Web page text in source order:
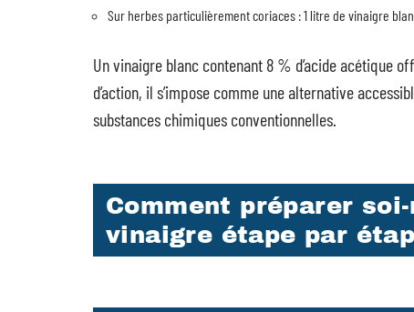
Sur herbes particulièrement coriaces : 1 litre de vinaigre
Un vinaigre blanc contenant 8 % d’acide acétique
d’action, il s’impose comme une alternative
substances chimiques conventionnelles.
Comment préparer
vinaigre étape par